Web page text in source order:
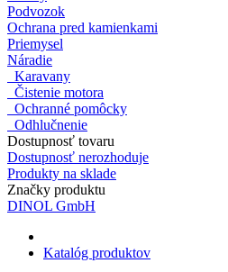
Podvozok
Ochrana pred kamienkami
Priemysel
Náradie
Karavany
Čistenie motora
Ochranné pomôcky
Odhlučnenie
Dostupnosť tovaru
Dostupnosť nerozhoduje
Produkty na sklade
Značky produktu
DINOL GmbH
Katalóg produktov